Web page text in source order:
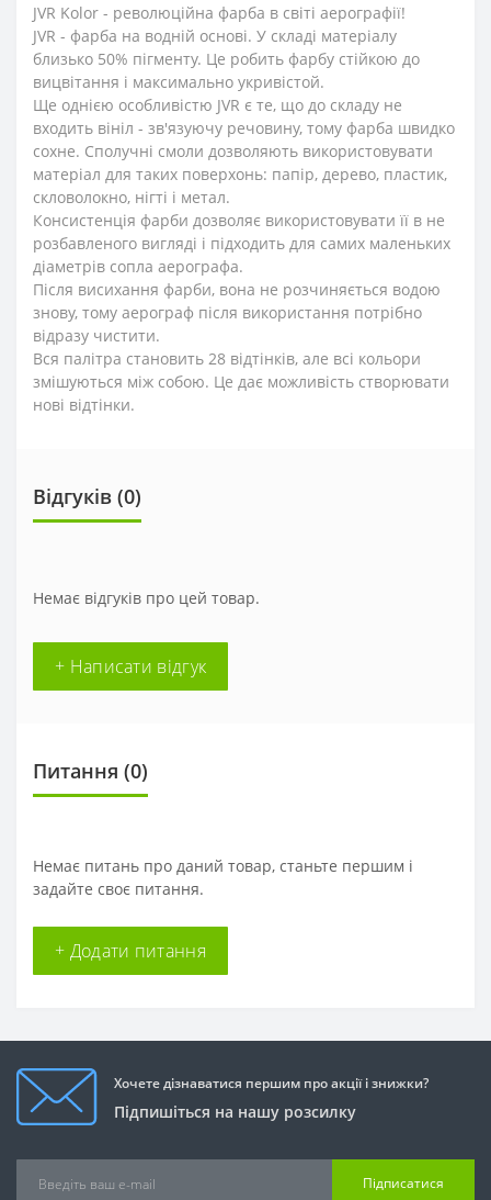
JVR Kolor - революційна фарба в світі аерографії!
JVR - фарба на водній основі. У складі матеріалу
близько 50% пігменту. Це робить фарбу стійкою до
вицвітання і максимально укривістой.
Ще однією особливістю JVR є те, що до складу не
входить вініл - зв'язуючу речовину, тому фарба швидко
сохне. Сполучні смоли дозволяють використовувати
матеріал для таких поверхонь: папір, дерево, пластик,
скловолокно, нігті і метал.
Консистенція фарби дозволяє використовувати її в не
розбавленого вигляді і підходить для самих маленьких
діаметрів сопла аерографа.
Після висихання фарби, вона не розчиняється водою
знову, тому аерограф після використання потрібно
відразу чистити.
Вся палітра становить 28 відтінків, але всі кольори
змішуються між собою. Це дає можливість створювати
нові відтінки.
Відгуків (0)
Немає відгуків про цей товар.
+ Написати відгук
Питання (0)
Немає питань про даний товар, станьте першим і
задайте своє питання.
+ Додати питання
Хочете дізнаватися першим про акції і знижки?
Підпишіться на нашу розсилку
Підписатися